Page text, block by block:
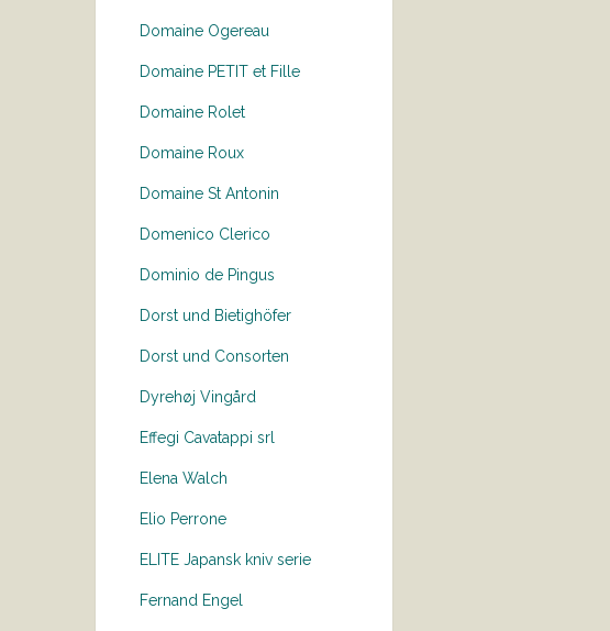
Domaine Ogereau
Domaine PETIT et Fille
Domaine Rolet
Domaine Roux
Domaine St Antonin
Domenico Clerico
Dominio de Pingus
Dorst und Bietighöfer
Dorst und Consorten
Dyrehøj Vingård
Effegi Cavatappi srl
Elena Walch
Elio Perrone
ELITE Japansk kniv serie
Fernand Engel